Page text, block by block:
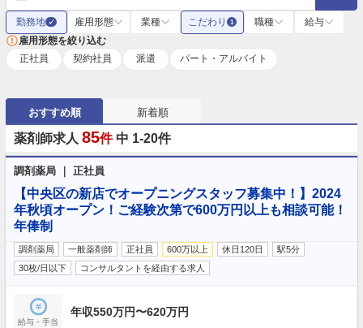
勤務地 ✓ 雇用形態 業種 こだわり 1 職種
給与
雇用形態を絞り込む
正社員
契約社員 派遣 パート・アルバイト
おすすめ順 新着順
薬剤師求人 85件 中 1-20件
調剤薬局 ｜ 正社員
【中央区の新店でオープニングスタッフ募集中！】2024
年秋頃オープン！ご経験次第で600万円以上も相談可能！
年俸制
調剤薬局 一般薬剤師 正社員 600万以上 休日120日
駅5分
30枚/日以下
コンサルタントを経由する求人
給与・手当
年収550万円〜620万円